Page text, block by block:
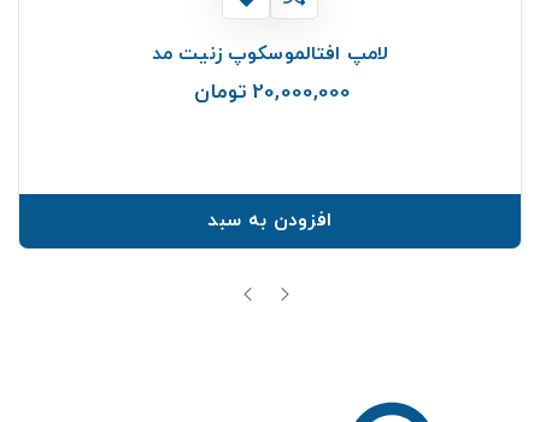
لامپ افتالموسکوپ زنیت مد
20,000,000 تومان
افزودن به سبد